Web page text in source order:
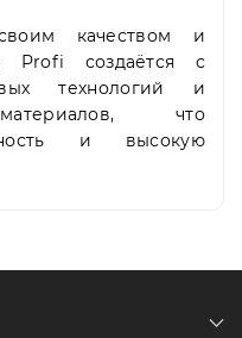
качеством и
Profi создаётся с
технологий и
материалов, что
и высокую